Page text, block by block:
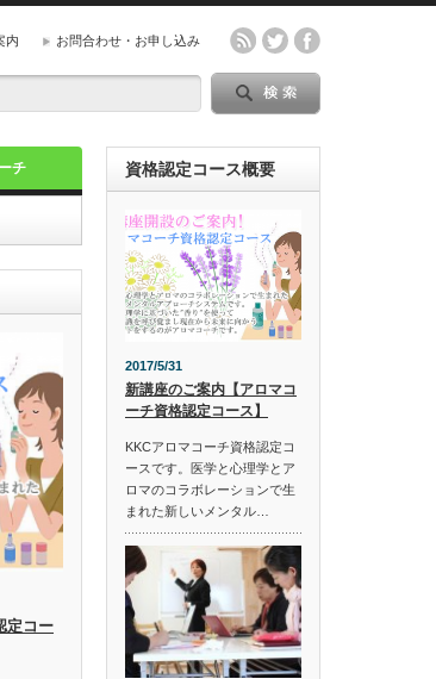
内 お問合わせ・お申し込み
チ
定コー
資格認定コース概要
2017/5/31
新講座のご案内【アロマコ
ーチ資格認定コース】
KKCアロマコーチ資格認定コ
ースです。医学と心理学とア
ロマのコラボレーションで生
まれた新しいメンタル…